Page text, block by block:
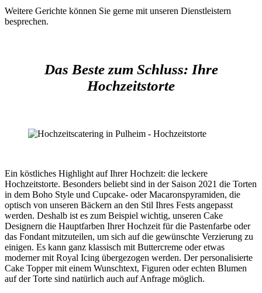
Weitere Gerichte können Sie gerne mit unseren Dienstleistern
besprechen.
Das Beste zum Schluss: Ihre
Hochzeitstorte
Ein köstliches Highlight auf Ihrer Hochzeit: die leckere
Hochzeitstorte. Besonders beliebt sind in der Saison 2021 die Torten
in dem Boho Style und Cupcake- oder Macaronspyramiden, die
optisch von unseren Bäckern an den Stil Ihres Fests angepasst
werden. Deshalb ist es zum Beispiel wichtig, unseren Cake
Designern die Hauptfarben Ihrer Hochzeit für die Pastenfarbe oder
das Fondant mitzuteilen, um sich auf die gewünschte Verzierung zu
einigen. Es kann ganz klassisch mit Buttercreme oder etwas
moderner mit Royal Icing übergezogen werden. Der personalisierte
Cake Topper mit einem Wunschtext, Figuren oder echten Blumen
auf der Torte sind natürlich auch auf Anfrage möglich.